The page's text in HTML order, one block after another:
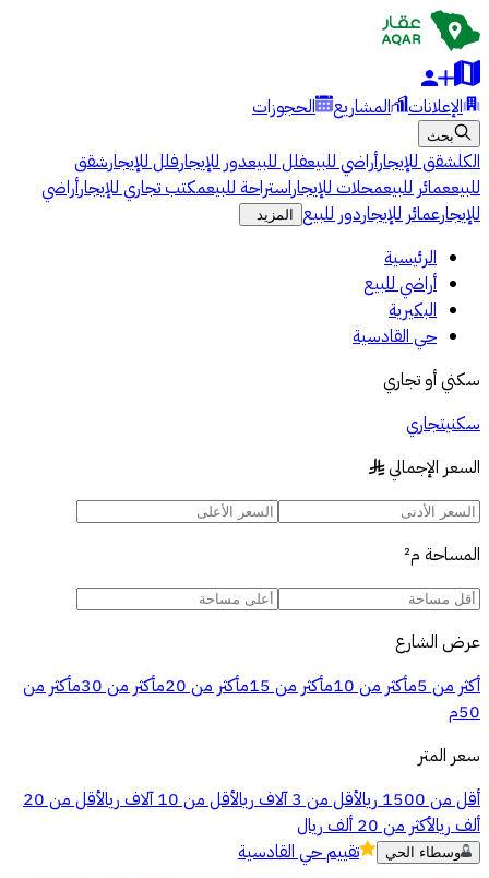
الإعلانات المشاريع الحجوزات
بحث
الكلشقق للإيجارأراضي للبيعفلل للبيعدور للإيجارفلل للإيجارشقق
للبيععمائر للبيعمحلات للإيجاراستراحة للبيعمكتب تجاري للإيجارأراضي
للإيجارعمائر للإيجاردور للبيع المزيد
الرئيسية
أراضي للبيع
البكيرية
حي القادسية
سكني أو تجاري
سكنيتجاري
السعر الإجمالي §
المساحة م²
عرض الشارع
أكثر من 5م
أكثر من 10م أكثر من 15م أكثر من 20م أكثر من 30م
أكثر من
50م
سعر المتر
أقل من 1500 ريال
أقل من 3 آلاف ريال أقل من 10 آلاف ريال
أقل من 20
ألف ريالأكثر من 20 ألف ريال
وسطاء الحي تقييمحي القادسية